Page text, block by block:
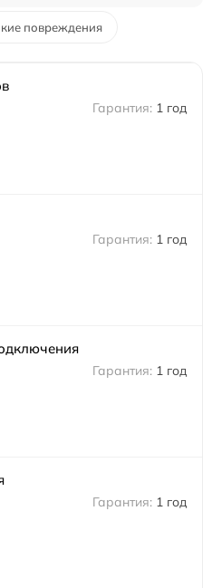
повреждения
1 год
1 год
1 год
1 год